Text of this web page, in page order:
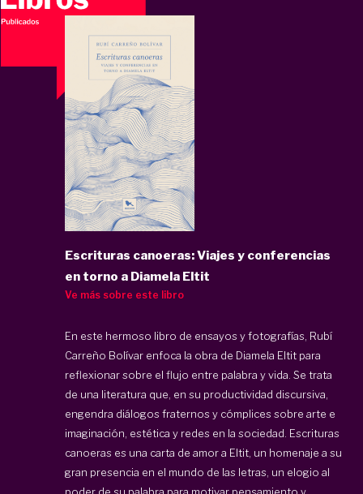
Escrituras canoeras: Viajes y conferencias
en torno a Diamela Eltit
Ve más sobre este libro
En este hermoso libro de ensayos y fotografías, Rubí
Carreño Bolívar enfoca la obra de Diamela Eltit para
reflexionar sobre el flujo entre palabra y vida. Se trata
de una literatura que, en su productividad discursiva,
engendra diálogos fraternos y cómplices sobre arte e
imaginación, estética y redes en la sociedad. Escrituras
canoeras es una carta de amor a Eltit, un homenaje a su
gran presencia en el mundo de las letras, un elogio al